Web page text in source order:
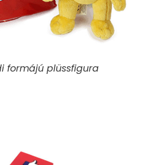
formájú plüssfigura